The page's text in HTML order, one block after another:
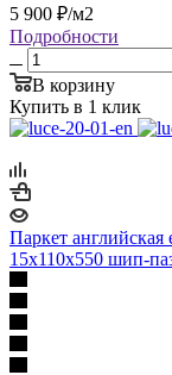
5 900 ₽/м2
Подробности
В корзину
Купить в 1 клик
Паркет
15х110х550 шип-